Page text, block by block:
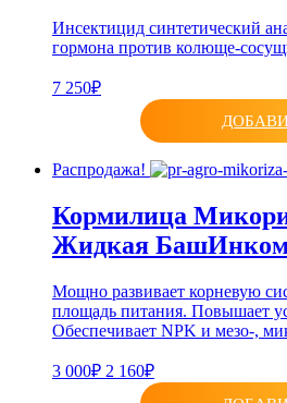
Инсектицид синтетический
гормона против колюще-
7 250₽
Распродажа!
Кормилица
Жидкая
Мощно развивает корневую
площадь питания. Повышает
Обеспечивает NPK и мезо-,
3 000₽ 2 160₽